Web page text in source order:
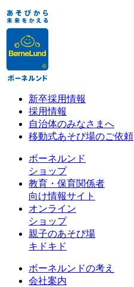
新卒採用情報
採用情報
自治体のみなさまへ
移動式あそび場のご依頼
ボーネルンド
ショップ
教育・保育関係者
向け情報サイト
オンライン
ショップ
親子のあそび場
キドキド
ボーネルンドの考え
会社案内